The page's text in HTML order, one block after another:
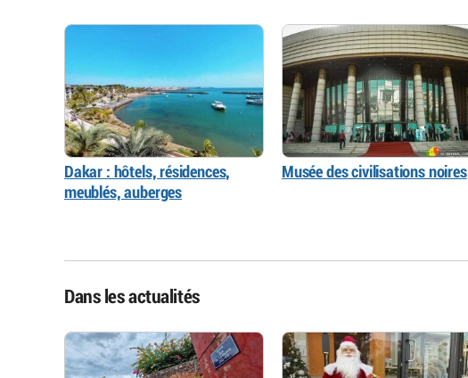
Dakar : hôtels, résidences,
meublés, auberges
Musée des civilisations noires
Dans les actualités